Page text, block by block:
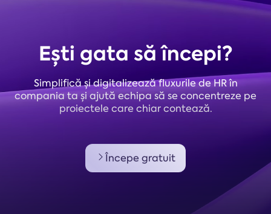
Ești gata să începi?
Simplifică și digitalizează fluxurile de HR în
compania ta și ajută echipa să se concentreze pe
proiectele care chiar contează.
Începe gratuit